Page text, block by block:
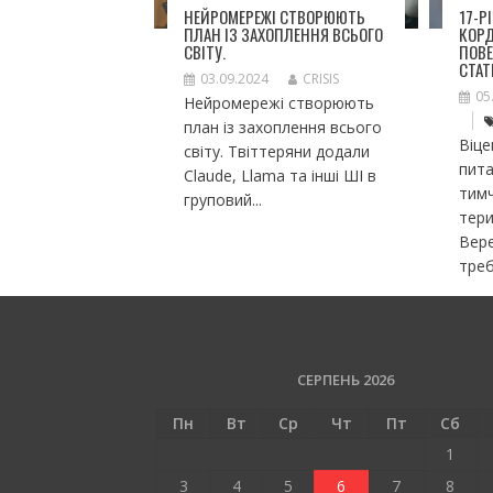
НЕЙРОМЕРЕЖІ СТВОРЮЮТЬ
ПЛАН ІЗ ЗАХОПЛЕННЯ ВСЬОГО
СВІТУ.
03.09.2024 CRISIS
Нейромережі створюють
план із захоплення всього
світу. Твіттеряни додали
Claude, Llama та інші ШІ в
груповий...
17-
СЕРПЕНЬ 2026
Пн Вт Ср Чт Пт Сб
1
3
4 5 6 7 8